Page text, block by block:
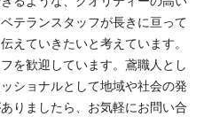
テランスタッフが長きに亘って
えていきたいと考えています。
を歓迎しています。鳶職人とし
ショナルとして地域や社会の発
りましたら、お気軽にお問い合